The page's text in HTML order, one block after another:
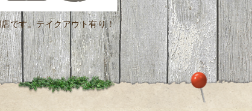
です。テイクアウト有り！